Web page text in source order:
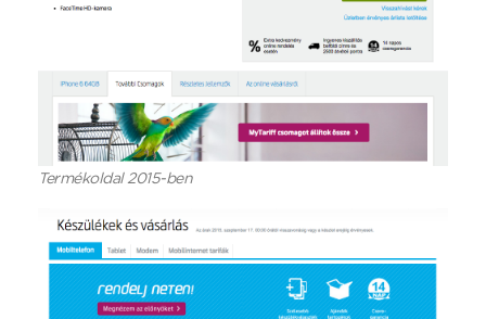
Termékoldal 2015-ben